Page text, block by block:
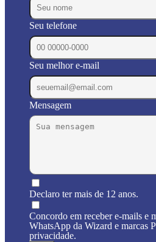
Seu telefone
Seu melhor e-mail
Mensagem
Declaro ter mais de 12 anos.
Concordo em receber e-mails e
WhatsApp da Wizard e marcas
privacidade.